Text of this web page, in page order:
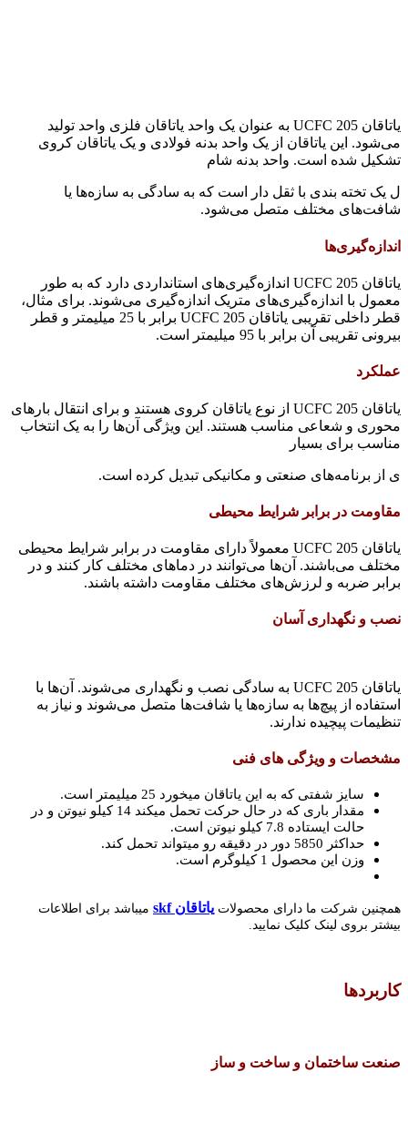
یاتاقان UCFC 205 به عنوان یک واحد یاتاقان فلزی واحد تولید
می‌شود. این یاتاقان از یک واحد بدنه فولادی و یک یاتاقان کروی
تشکیل شده است. واحد بدنه شام
ل یک تخته بندی با ثقل دار است که به سادگی به سازه‌ها یا
شافت‌های مختلف متصل می‌شود.
اندازه‌گیری‌ها
یاتاقان UCFC 205 اندازه‌گیری‌های استانداردی دارد که به طور
معمول با اندازه‌گیری‌های متریک اندازه‌گیری می‌شوند. برای مثال،
قطر داخلی تقریبی یاتاقان UCFC 205 برابر با 25 میلیمتر و قطر
بیرونی تقریبی آن برابر با 95 میلیمتر است.
عملکرد
یاتاقان UCFC 205 از نوع یاتاقان کروی هستند و برای انتقال بارهای
محوری و شعاعی مناسب هستند. این ویژگی آن‌ها را به یک انتخاب
مناسب برای بسیار
ی از برنامه‌های صنعتی و مکانیکی تبدیل کرده است.
مقاومت در برابر شرایط محیطی
یاتاقان UCFC 205 معمولاً دارای مقاومت در برابر شرایط محیطی
مختلف می‌باشند. آن‌ها می‌توانند در دماهای مختلف کار کنند و در
برابر ضربه و لرزش‌های مختلف مقاومت داشته باشند.
نصب و نگهداری آسان
یاتاقان UCFC 205 به سادگی نصب و نگهداری می‌شوند. آن‌ها با
استفاده از پیچ‌ها به سازه‌ها یا شافت‌ها متصل می‌شوند و نیاز به
تنظیمات پیچیده ندارند.
مشخصات و ویژگی های فنی
سایز شفتی که به این یاتاقان میخورد 25 میلیمتر است.
مقدار باری که در حال حرکت تحمل میکند 14 کیلو نیوتن و در
حالت ایستاده 7.8 کیلو نیوتن است.
حداکثر 5850 دور در دقیقه رو میتواند تحمل کند.
وزن این محصول 1 کیلوگرم است.
همچنین شرکت ما دارای محصولات یاتاقان skf
میباشد برای اطلاعات
بیشتر بروی لینک کلیک نمایید.
کاربردها
صنعت ساختمان و ساخت و ساز